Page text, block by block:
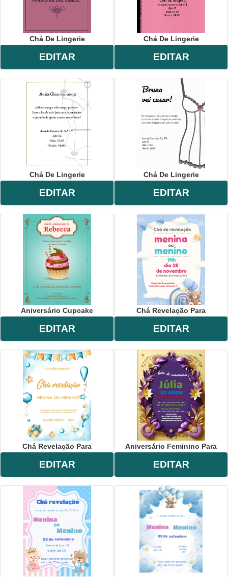
Chá De Lingerie
EDITAR
Chá De Lingerie
EDITAR
Chá De Lingerie
EDITAR
Chá De Lingerie
EDITAR
Aniversário Cupcake
EDITAR
Chá Revelação Para
EDITAR
Chá Revelação Para
EDITAR
Aniversário Feminino Para
EDITAR